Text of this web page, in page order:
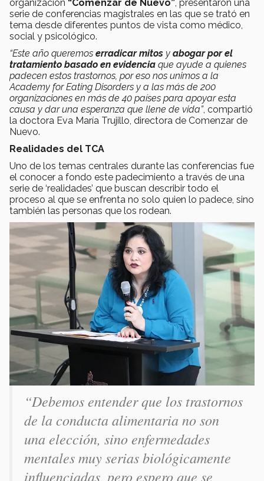
organización “Comenzar de Nuevo” , presentaron una
serie de conferencias magistrales en las que se trató en
tema desde diferentes puntos de vista como médico,
social y psicológico.
“Este año queremos erradicar mitos y abogar por el
tratamiento basado en evidencia que ayude a quienes
padecen estos trastornos, por eso nos unimos a la
Academy for Eating Disorders y a las más de 200
organizaciones en más de 40 países para apoyar esta
causa y dar una esperanza que llene de vida”, compartió
la doctora Eva María Trujillo, directora de Comenzar de
Nuevo.
Realidades del TCA
Uno de los temas centrales durante las conferencias fue
el conocer a fondo este padecimiento a través de una
serie de ‘realidades’ que buscan describir todo el
proceso al que se enfrenta no solo quien lo padece, sino
también las personas que los rodean.
“Debemos entender que los trastornos
de la conducta alimentaria no son
una elección, sino enfermedades
mentales muy serias biológicamente
influenciadas, pero espero que se